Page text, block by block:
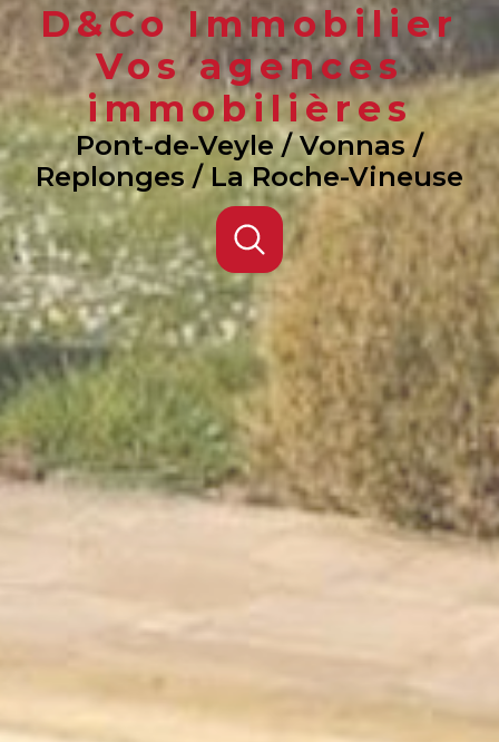
D&Co Immobilier
Vos agences
immobilières
Pont-de-Veyle / Vonnas /
Replonges / La Roche-Vineuse